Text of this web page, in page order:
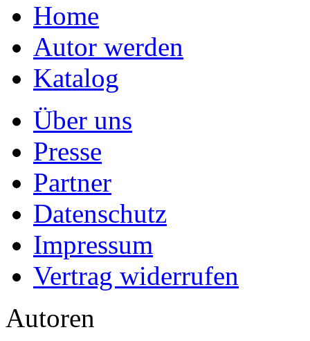
Home
Autor werden
Katalog
Über uns
Presse
Partner
Datenschutz
Impressum
Vertrag widerrufen
Autoren